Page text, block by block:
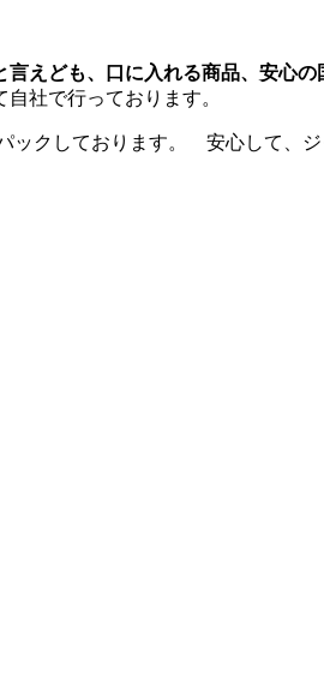
えども、口に入れる商品、 安心の
社で行っております。
ックしております。 安心して、